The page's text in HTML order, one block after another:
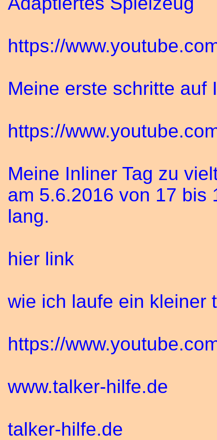
https://
Meine erste schritte auf
https://
Meine Inliner Tag zu
am 5.6.2016 von 17 bis
lang.
hier link
wie ich laufe ein kleiner
https://
www.talker-hilfe.de
talker-hilfe.de